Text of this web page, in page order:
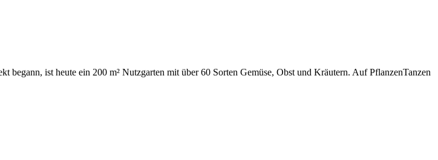
begann, ist heute ein 200 m² Nutzgarten mit über 60 Sorten Gemüse, Obst und Kräutern. Auf PflanzenTanzen